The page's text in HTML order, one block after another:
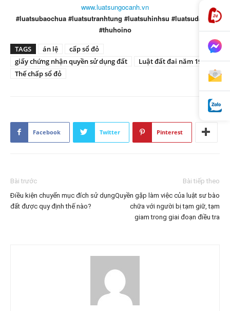
www.luatsungocanh.vn
#luatsubaochua #luatsutranhtung #luatsuhinhsu #luatsudatdai
#thuhoino
TAGS án lệ
cấp sổ đỏ
giấy chứng nhận quyền sử dụng đất
Luật đất đai năm 1993
Thế chấp sổ đỏ
Facebook Twitter Pinterest
Bài trước
Điều kiện chuyển mục đích sử dụng
đất được quy định thế nào?
Bài tiếp theo
Quyền gặp làm việc của luật sư bào
chữa với người bị tạm giữ, tạm
giam trong giai đoạn điều tra